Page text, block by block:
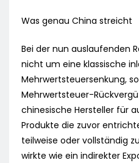
Was genau China streicht
Bei der nun auslaufenden
nicht um eine klassische
Mehrwertsteuersenkung,
Mehrwertsteuer-
chinesische Hersteller für
Produkte die zuvor
teilweise oder vollständig
wirkte wie ein indirekter